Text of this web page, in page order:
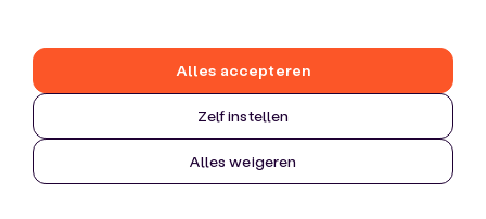
Zelf instellen
Alles weigeren
Alles accepteren